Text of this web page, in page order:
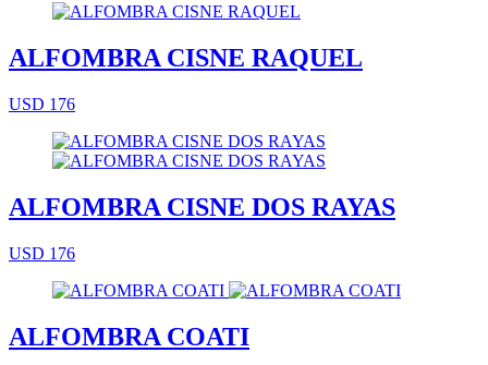
ALFOMBRA CISNE RAQUEL
USD 176
ALFOMBRA CISNE DOS RAYAS
USD 176
ALFOMBRA COATI